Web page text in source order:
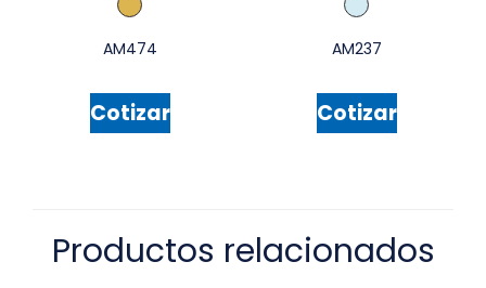
AM474
Cotizar
AM237
Cotizar
Productos relacionados